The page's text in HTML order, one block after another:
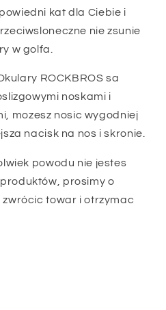
kat dla Ciebie i
nie zsunie
w golfa.
ROCKBROS sa
noskami i
mozesz nosic wygodniej
nacisk na nos i skronie.
powodu nie jestes
prosimy o
zwrócic towar i otrzymac